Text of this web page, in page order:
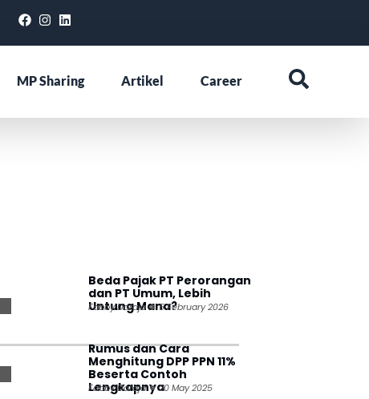
MP Sharing Artikel Career
Beda Pajak PT Perorangan
dan PT Umum, Lebih
Untung Mana?
Fabby Daraja 5 February 2026
Rumus dan Cara
Menghitung DPP PPN 11%
Beserta Contoh
Lengkapnya
Fabby Daraja 20 May 2025